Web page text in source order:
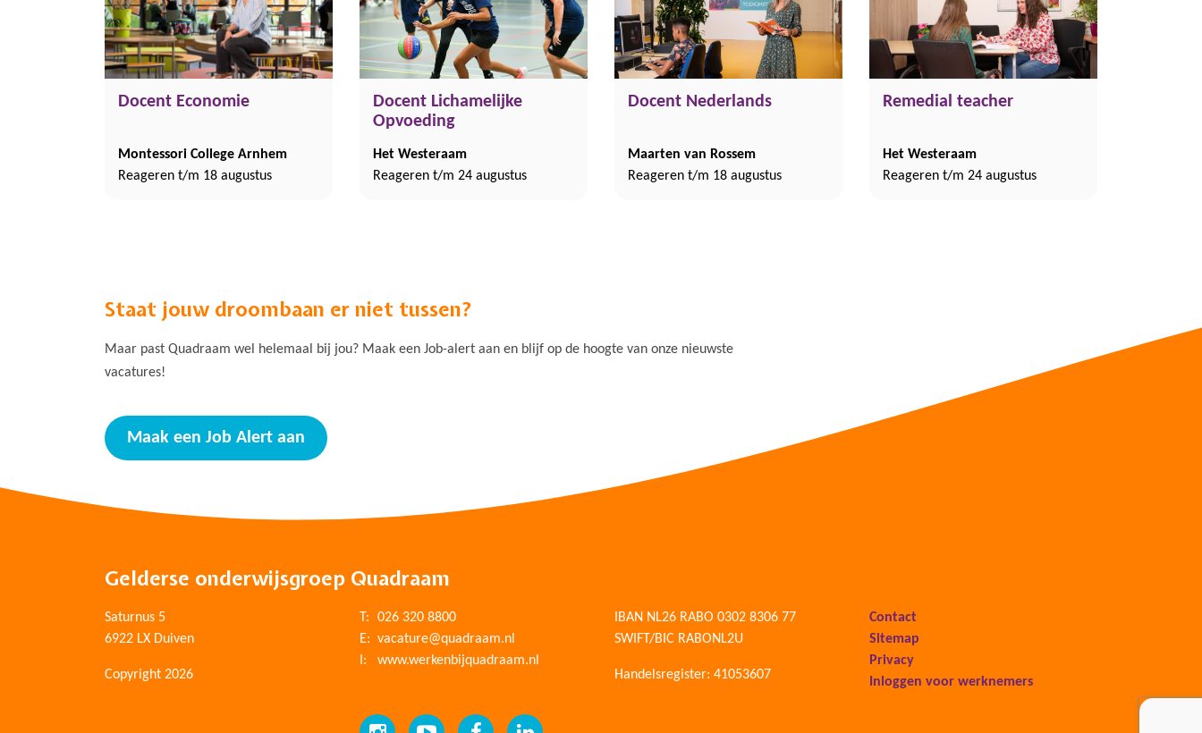
Docent Economie
Montessori College Arnhem
Reageren t/m 18 augustus
Docent Lichamelijke
Opvoeding
Het Westeraam
Reageren t/m 24 augustus
Docent Nederlands
Maarten van Rossem
Reageren t/m 18 augustus
Remedial teacher
Het Westeraam
Reageren t/m 24 augustus
Staat jouw droombaan er niet tussen?
Maar past Quadraam wel helemaal bij jou? Maak een Job-alert aan en blijf op de hoogte van onze nieuwste
vacatures!
Maak een Job Alert aan
Gelderse onderwijsgroep Quadraam
Saturnus 5
6922 LX Duiven
Copyright 2026
T:
026 320 8800
E: vacature@quadraam.nl
I:
www.werkenbijquadraam.nl
IBAN NL26 RABO 0302 8306 77
SWIFT/BIC RABONL2U
Handelsregister: 41053607
Contact
Sitemap
Privacy
Inloggen voor werknemers